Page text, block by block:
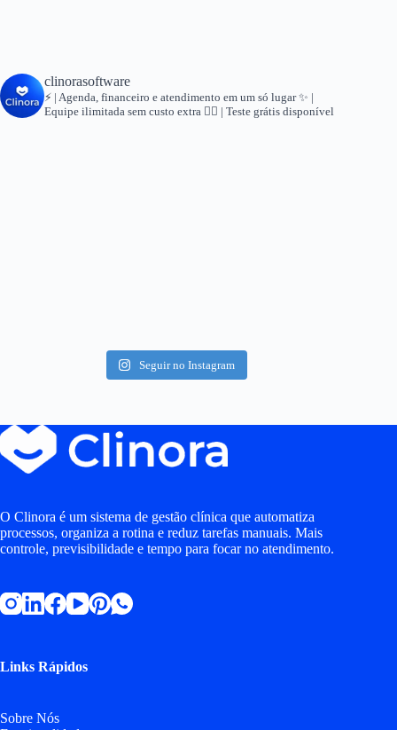
clinorasoftware
⚡ | Agenda, financeiro e atendimento em um só lugar✨ |
Equipe ilimitada sem custo extra 👇🏻 | Teste grátis disponível
Seguir no Instagram
O Clinora é um sistema de gestão clínica que automatiza
processos, organiza a rotina e reduz tarefas manuais. Mais
controle, previsibilidade e tempo para focar no atendimento.
Links Rápidos
Sobre Nós